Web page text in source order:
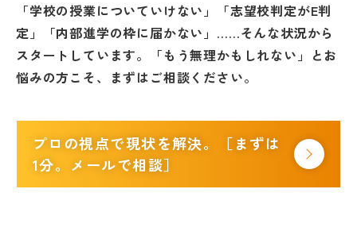
「学校の授業についていけない」「志望校判定がE判
定」「内部進学の枠に届かない」……そんな状況から
スタートしています。
「もう無理かもしれない」とお
悩みの方こそ、まずはご相談ください。
プロの視点で現状を解決。［まずは
1分。メールで相談］